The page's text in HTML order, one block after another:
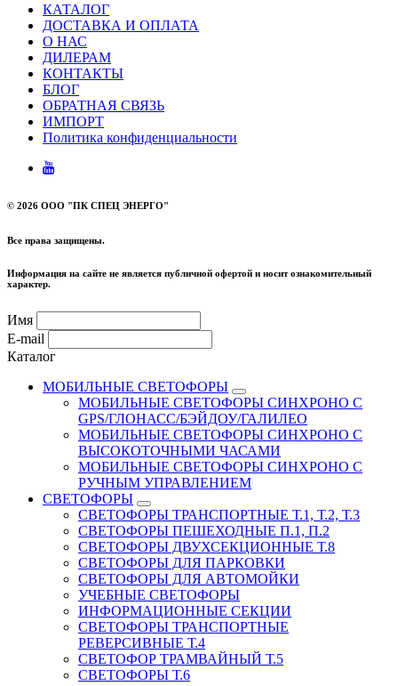
КАТАЛОГ
ДОСТАВКА И ОПЛАТА
О НАС
ДИЛЕРАМ
КОНТАКТЫ
БЛОГ
ОБРАТНАЯ СВЯЗЬ
ИМПОРТ
Политика конфиденциальности
© 2026 ООО "ПК СПЕЦ ЭНЕРГО"
Все права защищены.
Информация на сайте не является публичной офертой и носит ознакомительный
характер.
Имя
E-mail
Каталог
МОБИЛЬНЫЕ СВЕТОФОРЫ
МОБИЛЬНЫЕ СВЕТОФОРЫ СИНХРОНО С
GPS/ГЛОНАСС/БЭЙДОУ/ГАЛИЛЕО
МОБИЛЬНЫЕ СВЕТОФОРЫ СИНХРОНО С
ВЫСОКОТОЧНЫМИ ЧАСАМИ
МОБИЛЬНЫЕ СВЕТОФОРЫ СИНХРОНО С
РУЧНЫМ УПРАВЛЕНИЕМ
СВЕТОФОРЫ
СВЕТОФОРЫ ТРАНСПОРТНЫЕ Т.1, Т.2, Т.3
СВЕТОФОРЫ ПЕШЕХОДНЫЕ П.1, П.2
СВЕТОФОРЫ ДВУХСЕКЦИОННЫЕ Т.8
СВЕТОФОРЫ ДЛЯ ПАРКОВКИ
СВЕТОФОРЫ ДЛЯ АВТОМОЙКИ
УЧЕБНЫЕ СВЕТОФОРЫ
ИНФОРМАЦИОННЫЕ СЕКЦИИ
СВЕТОФОРЫ ТРАНСПОРТНЫЕ
РЕВЕРСИВНЫЕ Т.4
СВЕТОФОР ТРАМВАЙНЫЙ Т.5
СВЕТОФОРЫ Т.6